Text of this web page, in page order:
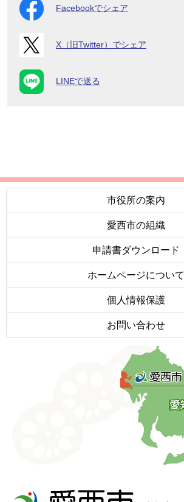
Facebookでシェア
X（旧Twitter）でシェア
LINEで送る
市役所の案内
愛西市の組織
申請書ダウンロード
ホームページについて
個人情報保護
お問い合わせ